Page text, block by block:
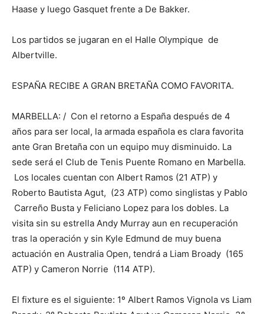
Haase y luego Gasquet frente a De Bakker.
Los partidos se jugaran en el Halle Olympique de
Albertville.
ESPAÑA RECIBE A GRAN BRETAÑA COMO FAVORITA.
MARBELLA: / Con el retorno a España después de 4
años para ser local, la armada española es clara favorita
ante Gran Bretaña con un equipo muy disminuido. La
sede será el Club de Tenis Puente Romano en Marbella.
Los locales cuentan con Albert Ramos (21 ATP) y
Roberto Bautista Agut, (23 ATP) como singlistas y Pablo
Carreño Busta y Feliciano Lopez para los dobles. La
visita sin su estrella Andy Murray aun en recuperación
tras la operación y sin Kyle Edmund de muy buena
actuación en Australia Open, tendrá a Liam Broady (165
ATP) y Cameron Norrie (114 ATP).
El fixture es el siguiente: 1º Albert Ramos Vignola vs Liam